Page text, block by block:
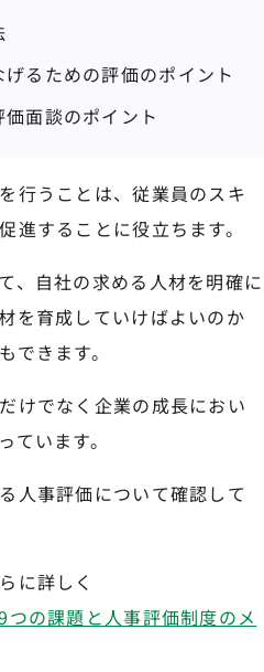
るための評価のポイント
面談のポイント
行うことは、従業員のスキ
進することに役立ちます。
、自社の求める人材を明確に
を育成していけばよいのか
できます。
けでなく企業の成長におい
ています。
人事評価について確認して
に詳しく
の課題と人事評価制度のメ